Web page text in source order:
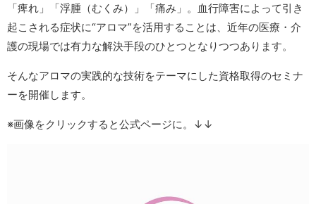
「痺れ」「浮腫（むくみ）」「痛み」。血行障害によって引き
起こされる症状に“アロマ”を活用することは、近年の医療・介
護の現場では有力な解決手段のひとつとなりつつあります。
そんなアロマの実践的な技術をテーマにした資格取得のセミナ
ーを開催します。
※画像をクリックすると公式ページに。↓↓